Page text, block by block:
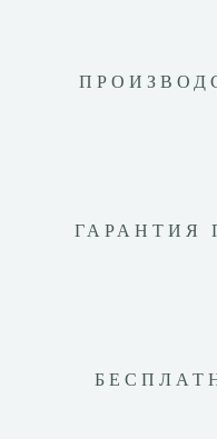
ГАРАНТИЯ